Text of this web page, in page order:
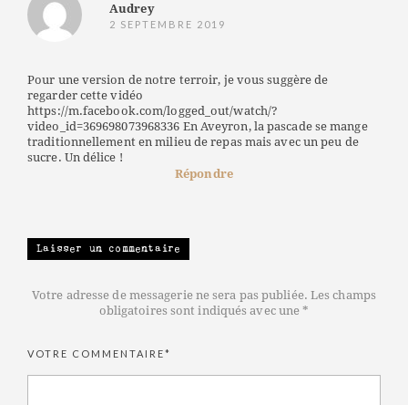
Audrey
2 SEPTEMBRE 2019
Pour une version de notre terroir, je vous suggère de
regarder cette vidéo
https://m.facebook.com/logged_out/watch/?
video_id=369698073968336 En Aveyron, la pascade se mange
traditionnellement en milieu de repas mais avec un peu de
sucre. Un délice !
Répondre
Laisser un commentaire
Votre adresse de messagerie ne sera pas publiée. Les champs
obligatoires sont indiqués avec une *
VOTRE COMMENTAIRE*